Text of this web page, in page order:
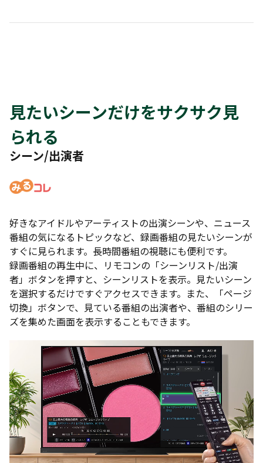
見たいシーンだけをサクサク見
られる
シーン/出演者
好きなアイドルやアーティストの出演シーンや、ニュース
番組の気になるトピックなど、録画番組の見たいシーンが
すぐに見られます。長時間番組の視聴にも便利です。
録画番組の再生中に、リモコンの「シーンリスト/出演
者」ボタンを押すと、シーンリストを表示。見たいシーン
を選択するだけですぐアクセスできます。また、「ページ
切換」ボタンで、見ている番組の出演者や、番組のシリー
ズを集めた画面を表示することもできます。